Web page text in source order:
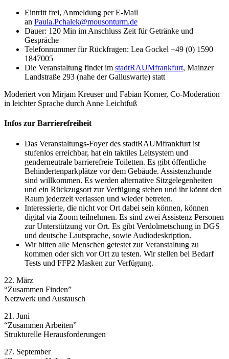
Eintritt frei, Anmeldung per E-Mail
an Paula.Pchalek@mousonturm.de
Dauer: 120 Min im Anschluss Zeit für Getränke und
Gespräche
Telefonnummer für Rückfragen: Lea Gockel +49 (0) 1590
1847005
Die Veranstaltung findet im stadtRAUMfrankfurt, Mainzer
Landstraße 293 (nahe der Galluswarte) statt
Moderiert von Mirjam Kreuser und Fabian Korner, Co-Moderation
in leichter Sprache durch Anne Leichtfuß
Infos zur Barrierefreiheit
Das Veranstaltungs-Foyer des stadtRAUMfrankfurt ist
stufenlos erreichbar, hat ein taktiles Leitsystem und
genderneutrale barrierefreie Toiletten. Es gibt öffentliche
Behindertenparkplätze vor dem Gebäude. Assistenzhunde
sind willkommen. Es werden alternative Sitzgelegenheiten
und ein Rückzugsort zur Verfügung stehen und ihr könnt den
Raum jederzeit verlassen und wieder betreten.
Interessierte, die nicht vor Ort dabei sein können, können
digital via Zoom teilnehmen. Es sind zwei Assistenz Personen
zur Unterstützung vor Ort. Es gibt Verdolmetschung in DGS
und deutsche Lautsprache, sowie Audiodeskription.
Wir bitten alle Menschen getestet zur Veranstaltung zu
kommen oder sich vor Ort zu testen. Wir stellen bei Bedarf
Tests und FFP2 Masken zur Verfügung.
22. März
“Zusammen Finden”
Netzwerk und Austausch
21. Juni
“Zusammen Arbeiten”
Strukturelle Herausforderungen
27. September